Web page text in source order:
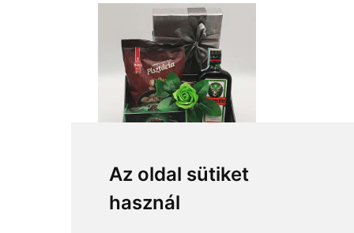
Az oldal sütiket
használ
Zöld varázslat
21 600 Ft-tól